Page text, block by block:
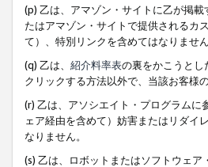
(p) 乙は、アマゾン・サイトに乙が掲
たはアマゾン・サイトで提供されるカ
て）、特別リンクを含めてはなりません
(q) 乙は、 紹介料率表の裏をかこうとし
クリックする方法以外で、当該お客様
(r) 乙は、アソシエイト・プログラム
ェア経由を含めて）妨害またはリダイ
なりません。
(s) 乙は、ロボットまたはソフトウェ